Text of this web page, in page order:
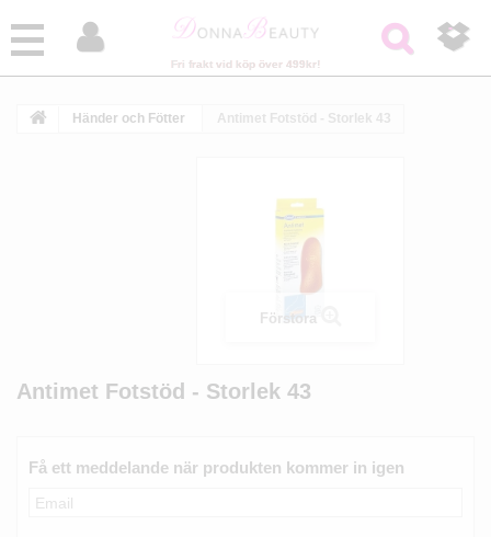
Händer och Fötter Antimet Fotstöd - Storlek 43
Förstora
Antimet Fotstöd - Storlek 43
Få ett meddelande när produkten kommer in igen
Fri frakt vid köp över 499kr!
 
